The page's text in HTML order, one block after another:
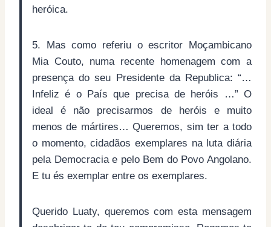
heróica.
5. Mas como referiu o escritor Moçambicano
Mia Couto, numa recente homenagem com a
presença do seu Presidente da Republica: “…
Infeliz é o País que precisa de heróis …” O
ideal é não precisarmos de heróis e muito
menos de mártires… Queremos, sim ter a todo
o momento, cidadãos exemplares na luta diária
pela Democracia e pelo Bem do Povo Angolano.
E tu és exemplar entre os exemplares.
Querido Luaty, queremos com esta mensagem